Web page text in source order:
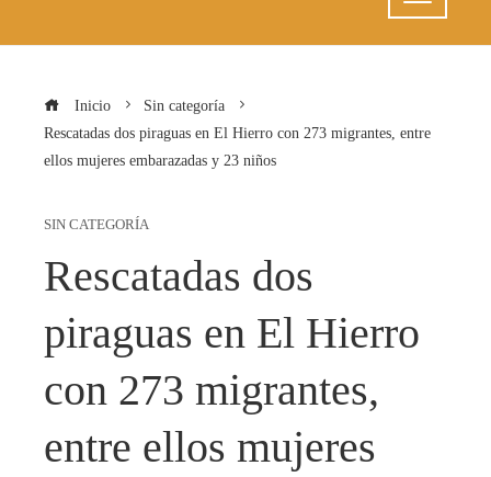
Inicio
Sin categoría
Rescatadas dos piraguas en El Hierro con 273 migrantes, entre
ellos mujeres embarazadas y 23 niños
SIN CATEGORÍA
Rescatadas dos
piraguas en El Hierro
con 273 migrantes,
entre ellos mujeres